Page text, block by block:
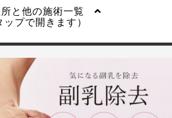
と他の施術一覧
ップで開きます）